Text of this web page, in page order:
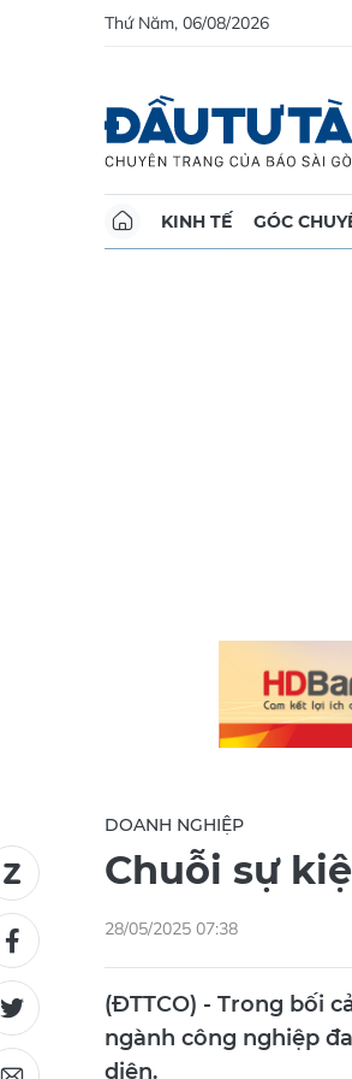
Thứ Năm, 06/08/2026
KINH TẾ GÓC
DOANH NGHIỆP
Chuỗi sự
28/05/2025 07:38
(ĐTTCO) - Trong bối
ngành công nghiệp
diện.